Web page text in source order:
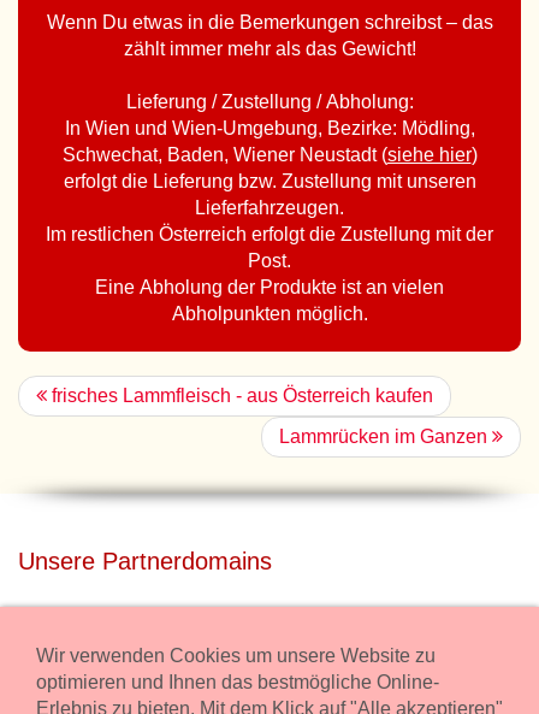
Wenn Du etwas in die Bemerkungen schreibst – das
zählt immer mehr als das Gewicht!
Lieferung / Zustellung / Abholung:
In Wien und Wien-Umgebung, Bezirke: Mödling,
Schwechat, Baden, Wiener Neustadt (siehe hier)
erfolgt die Lieferung bzw. Zustellung mit unseren
Lieferfahrzeugen.
Im restlichen Österreich erfolgt die Zustellung mit der
Post.
Eine Abholung der Produkte ist an vielen
Abholpunkten möglich.
frisches Lammfleisch - aus Österreich kaufen
Lammrücken im Ganzen
Unsere Partnerdomains
Miete unser Haus bei Wiener Neustadt für Deine Party mit
Übernachtung.
Wir verwenden Cookies um unsere Website zu
optimieren und Ihnen das bestmögliche Online-
Erlebnis zu bieten. Mit dem Klick auf "Alle akzeptieren"